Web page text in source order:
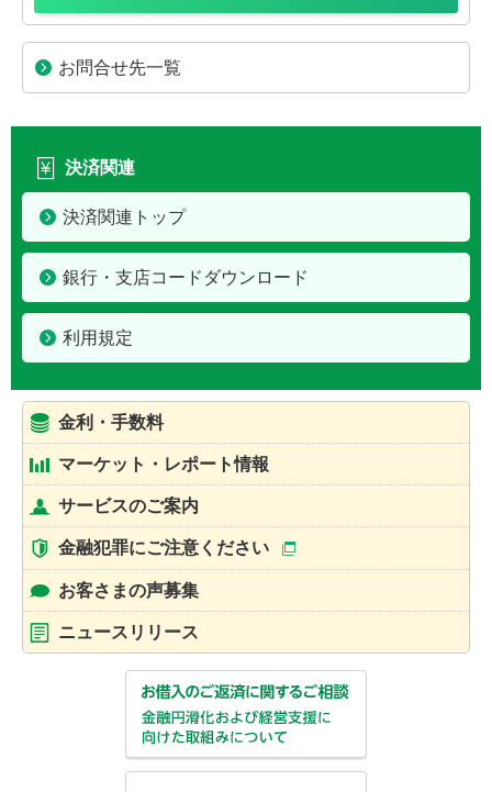
お問合せ先一覧
決済関連
決済関連トップ
銀行・支店コードダウンロード
利用規定
金利・手数料
マーケット・レポート情報
サービスのご案内
金融犯罪にご注意ください
お客さまの声募集
ニュースリリース